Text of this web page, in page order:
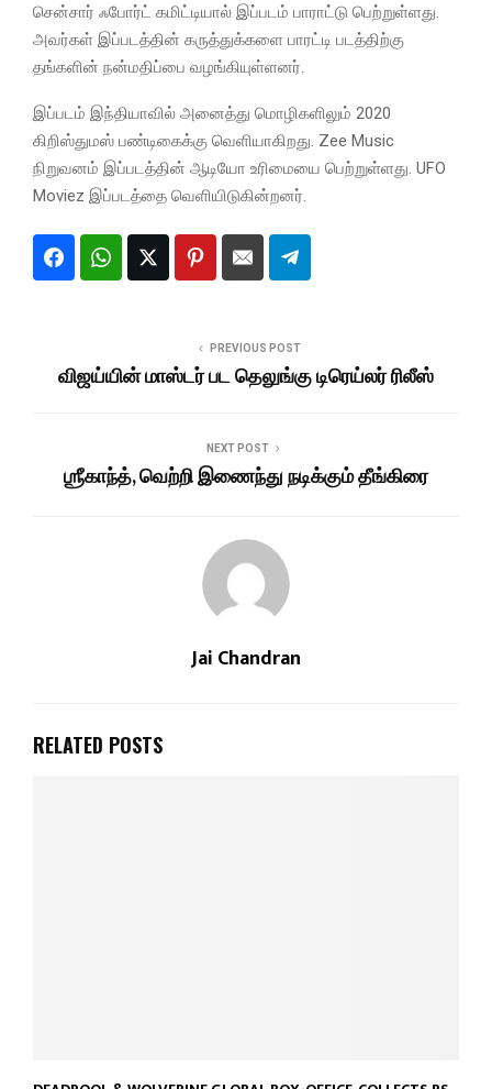
சென்சார் ஃபோர்ட் கமிட்டியால் இப்படம் பாராட்டு பெற்றுள்ளது.
அவர்கள் இப்படத்தின் கருத்துக்களை பாரட்டி படத்திற்கு
தங்களின் நன்மதிப்பை வழங்கியுள்ளனர்.
இப்படம் இந்தியாவில் அனைத்து மொழிகளிலும் 2020
கிறிஸ்துமஸ் பண்டிகைக்கு வெளியாகிறது. Zee Music
நிறுவனம் இப்படத்தின் ஆடியோ உரிமையை பெற்றுள்ளது. UFO
Moviez இப்படத்தை வெளியிடுகின்றனர்.
PREVIOUS POST
விஜய்யின் மாஸ்டர் பட தெலுங்கு டிரெய்லர் ரிலீஸ்
NEXT POST
ஶ்ரீகாந்த், வெற்றி இணைந்து நடிக்கும் தீங்கிரை
Jai Chandran
RELATED POSTS